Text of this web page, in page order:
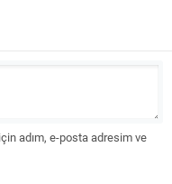
adım, e-posta adresim ve